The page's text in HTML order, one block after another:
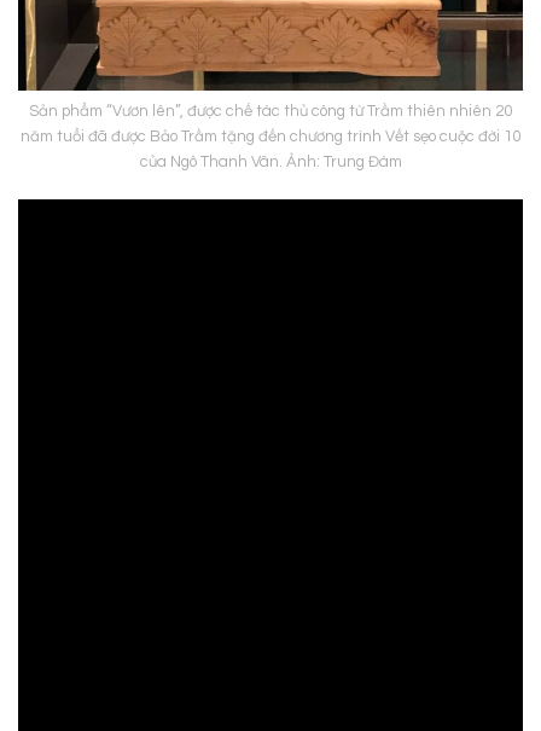
Sản phẩm “Vươn lên”, được chế tác thủ công từ Trầm thiên nhiên 20
năm tuổi đã được Bảo Trầm tặng đến chương trình Vết sẹo cuộc đời 10
của Ngô Thanh Vân. Ảnh: Trung Đàm